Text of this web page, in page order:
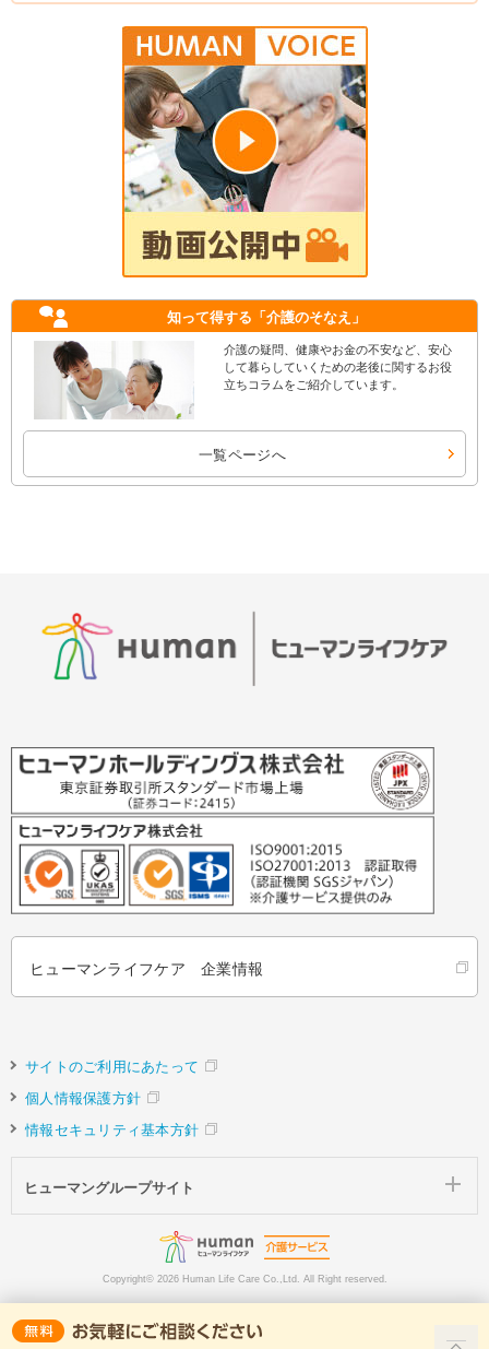
知って得する 「介護のそなえ」
介護の疑問、健康やお金の不安など、安心
して暮らしていくための老後に関するお役
立ちコラムをご紹介しています。
一覧ページへ
ヒューマンライフケア 企業情報
サイトのご利用にあたって
個人情報保護方針
情報セキュリティ基本方針
ヒューマングループサイト
Copyright© 2026 Human Life Care Co.,Ltd. All Right reserved.